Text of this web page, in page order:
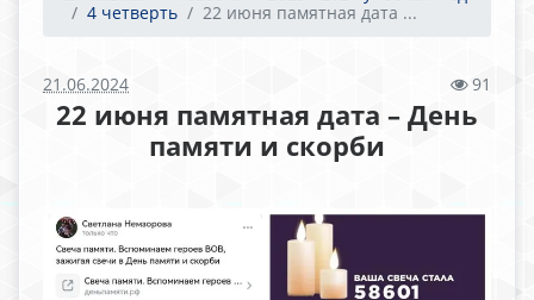
4 четверть
22 июня памятная дата ...
21.06.2024 91
22 июня памятная дата – День
памяти и скорби